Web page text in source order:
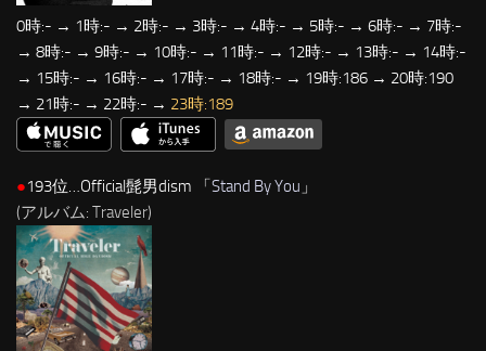
0時:- → 1時:- → 2時:- → 3時:- → 4時:- → 5時:- → 6時:- → 7時:-
→ 8時:- → 9時:- → 10時:- → 11時:- → 12時:- → 13時:- → 14時:-
→ 15時:- → 16時:- → 17時:- → 18時:- → 19時:186 → 20時:190
→ 21時:- → 22時:- → 23時:189
●193位…Official髭男dism 「Stand By You 」
(アルバム: Traveler)